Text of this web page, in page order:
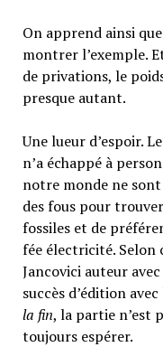
On apprend ainsi
montrer l’exemple.
de privations, le
presque autant.
Une lueur d’espoir.
n’a échappé à
notre monde ne
des fous pour
fossiles et de
fée électricité. Selon
Jancovici auteur
succès d’édition
la fin, la partie n’est
toujours espérer.